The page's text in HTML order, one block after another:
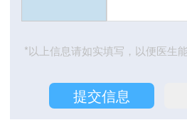
*以上信息请如实填写，以便医生